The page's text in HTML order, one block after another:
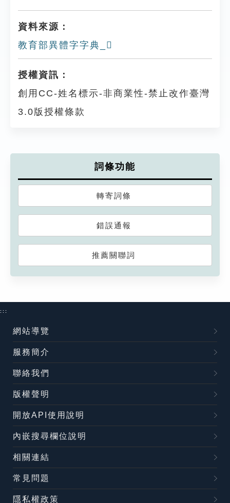
資料來源：
教育部異體字字典_𧴡
授權資訊：
創用CC-姓名標示-非商業性-禁止改作臺灣
3.0版授權條款
詞條功能
轉寄詞條
錯誤通報
推薦關聯詞
:::
網站導覽
服務簡介
聯絡我們
版權聲明
開放API使用說明
內嵌搜尋欄位說明
相關連結
常見問題
隱私權政策